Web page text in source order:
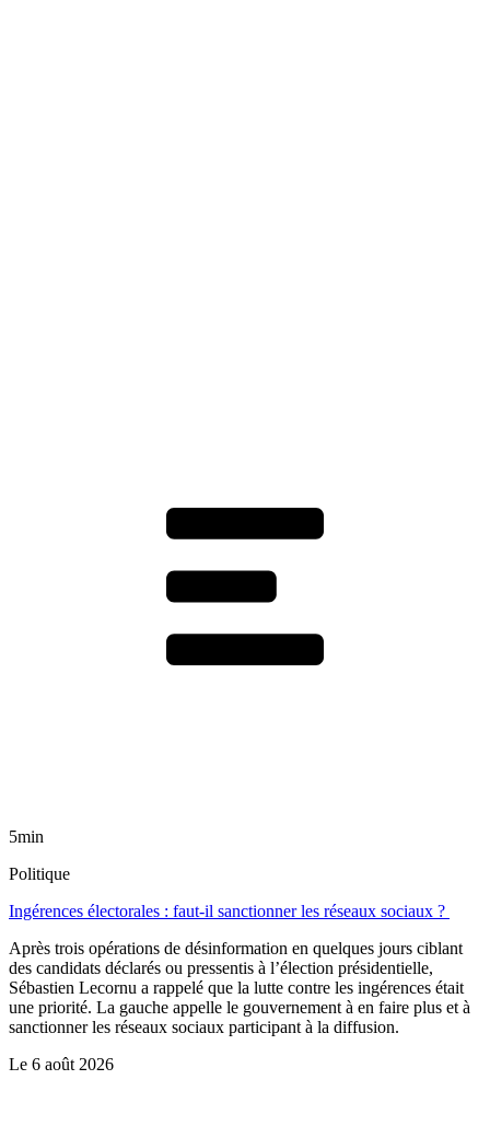
5min
Politique
Ingérences électorales : faut-il sanctionner les réseaux sociaux ?
Après trois opérations de désinformation en quelques jours ciblant
des candidats déclarés ou pressentis à l’élection présidentielle,
Sébastien Lecornu a rappelé que la lutte contre les ingérences était
une priorité. La gauche appelle le gouvernement à en faire plus et à
sanctionner les réseaux sociaux participant à la diffusion.
Le 6 août 2026